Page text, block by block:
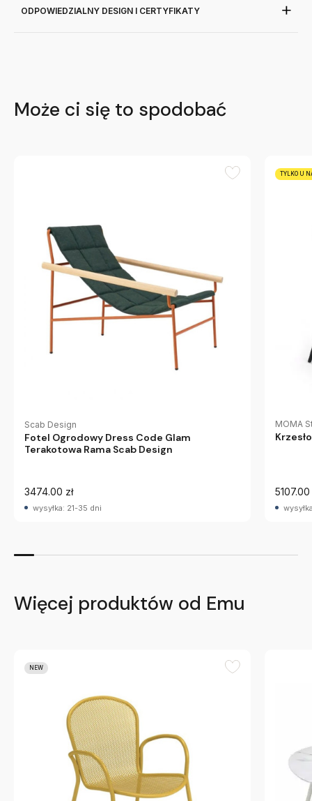
ODPOWIEDZIALNY DESIGN I CERTYFIKATY
Może ci się to spodobać
Scab Design
Fotel Ogrodowy Dress Code Glam
Terakotowa Rama Scab Design
3474.00 zł
wysyłka: 21-35 dni
TYLKO U
MOMA
5107.00
Więcej produktów od Emu
NEW